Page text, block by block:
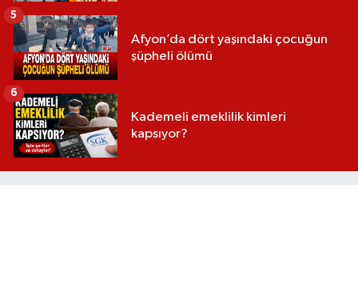
Afyon’da dört yaşındaki çocuğun
şüpheli ölümü
5
Kademeli emeklilik kimleri
kapsıyor?
6